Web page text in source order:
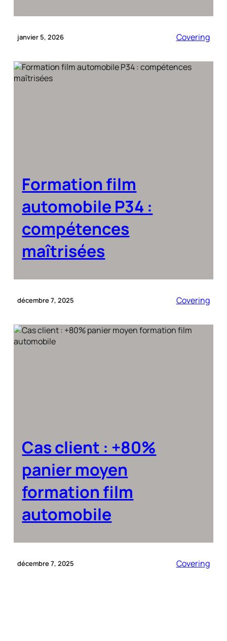
janvier 5, 2026 Covering
Formation film
automobile P34 :
compétences
maîtrisées
décembre 7, 2025 Covering
Cas client : +80%
panier moyen
formation film
automobile
décembre 7, 2025 Covering